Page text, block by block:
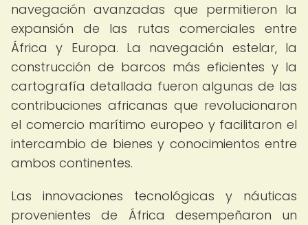
navegación avanzadas que permitieron la
expansión de las rutas comerciales entre
África y Europa. La navegación estelar, la
construcción de barcos más eficientes y la
cartografía detallada fueron algunas de las
contribuciones africanas que revolucionaron
el comercio marítimo europeo y facilitaron el
intercambio de bienes y conocimientos entre
ambos continentes.
Las innovaciones tecnológicas y náuticas
provenientes de África desempeñaron un